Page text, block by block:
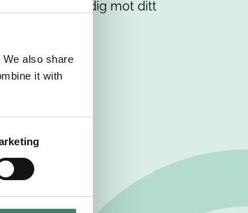
also share
it with
matchar vi dig mot ditt